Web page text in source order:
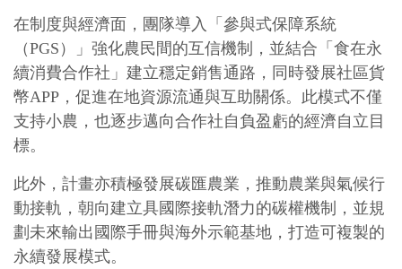
在制度與經濟面，團隊導入「參與式保障系統
（PGS）」強化農民間的互信機制，並結合「食在永
續消費合作社」建立穩定銷售通路，同時發展社區貨
幣APP，促進在地資源流通與互助關係。此模式不僅
支持小農，也逐步邁向合作社自負盈虧的經濟自立目
標。
此外，計畫亦積極發展碳匯農業，推動農業與氣候行
動接軌，朝向建立具國際接軌潛力的碳權機制，並規
劃未來輸出國際手冊與海外示範基地，打造可複製的
永續發展模式。